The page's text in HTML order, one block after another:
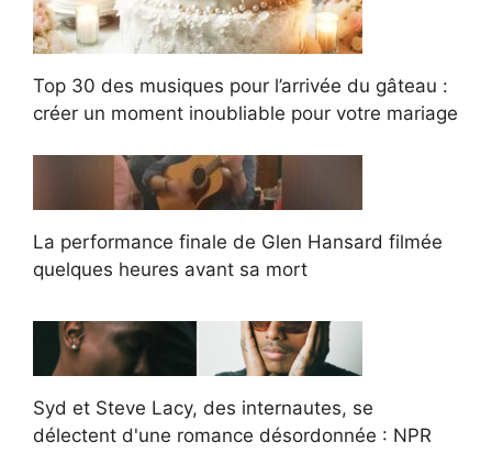
Top 30 des musiques pour l’arrivée du gâteau :
créer un moment inoubliable pour votre mariage
La performance finale de Glen Hansard filmée
quelques heures avant sa mort
Syd et Steve Lacy, des internautes, se
délectent d'une romance désordonnée : NPR